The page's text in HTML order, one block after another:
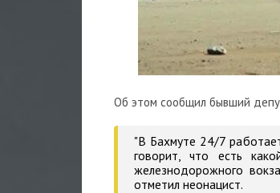
Об этом сообщил бывший
"В Бахмуте 24/7
говорит, что есть
железнодорожного
отметил неонацист.